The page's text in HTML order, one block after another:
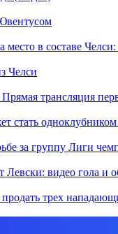
место в составе
Челси
трансляция
стать одноклубником
за группу Лиги
Левски: видео гола и
трех